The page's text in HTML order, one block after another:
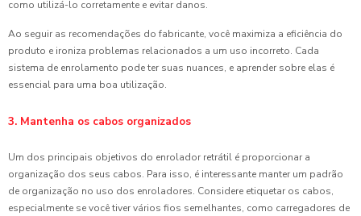
como utilizá-lo corretamente e evitar danos.
Ao seguir as recomendações do fabricante, você maximiza a eficiência do
produto e ironiza problemas relacionados a um uso incorreto. Cada
sistema de enrolamento pode ter suas nuances, e aprender sobre elas é
essencial para uma boa utilização.
3. Mantenha os cabos organizados
Um dos principais objetivos do enrolador retrátil é proporcionar a
organização dos seus cabos. Para isso, é interessante manter um padrão
de organização no uso dos enroladores. Considere etiquetar os cabos,
especialmente se você tiver vários fios semelhantes, como carregadores de